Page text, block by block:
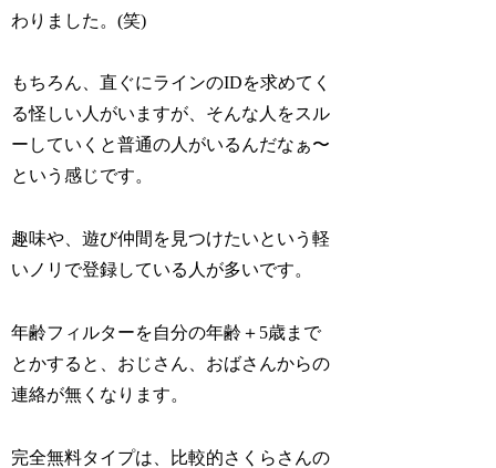
わりました。(笑)
もちろん、直ぐにラインのIDを求めてく
る怪しい人がいますが、そんな人をスル
ーしていくと普通の人がいるんだなぁ〜
という感じです。
趣味や、遊び仲間を見つけたいという軽
いノリで登録している人が多いです。
年齢フィルターを自分の年齢＋5歳まで
とかすると、おじさん、おばさんからの
連絡が無くなります。
完全無料タイプは、比較的さくらさんの